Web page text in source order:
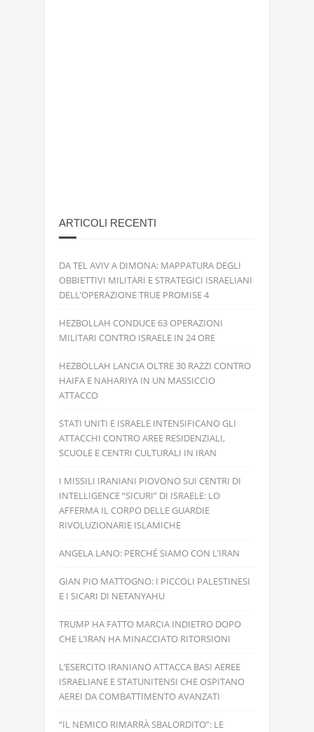
ARTICOLI RECENTI
DA TEL AVIV A DIMONA: MAPPATURA DEGLI
OBBIETTIVI MILITARI E STRATEGICI ISRAELIANI
DELL’OPERAZIONE TRUE PROMISE 4
HEZBOLLAH CONDUCE 63 OPERAZIONI
MILITARI CONTRO ISRAELE IN 24 ORE
HEZBOLLAH LANCIA OLTRE 30 RAZZI CONTRO
HAIFA E NAHARIYA IN UN MASSICCIO
ATTACCO
STATI UNITI E ISRAELE INTENSIFICANO GLI
ATTACCHI CONTRO AREE RESIDENZIALI,
SCUOLE E CENTRI CULTURALI IN IRAN
I MISSILI IRANIANI PIOVONO SUI CENTRI DI
INTELLIGENCE “SICURI” DI ISRAELE: LO
AFFERMA IL CORPO DELLE GUARDIE
RIVOLUZIONARIE ISLAMICHE
ANGELA LANO: PERCHÉ SIAMO CON L’IRAN
GIAN PIO MATTOGNO: I PICCOLI PALESTINESI
E I SICARI DI NETANYAHU
TRUMP HA FATTO MARCIA INDIETRO DOPO
CHE L’IRAN HA MINACCIATO RITORSIONI
L’ESERCITO IRANIANO ATTACCA BASI AEREE
ISRAELIANE E STATUNITENSI CHE OSPITANO
AEREI DA COMBATTIMENTO AVANZATI
“IL NEMICO RIMARRÀ SBALORDITO”: LE